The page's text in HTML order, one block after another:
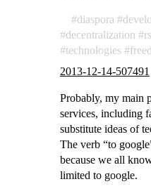
diaspora
decentralization
technologies
2013-12-14-507491
Probably, my main
services, including
substitute ideas of
The verb “to
because we all
limited to google.